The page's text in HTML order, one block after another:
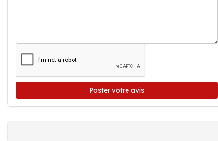
Poster votre avis